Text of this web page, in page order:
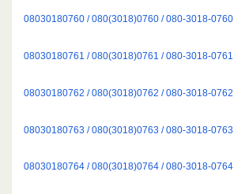
08030180760 / 080(3018)0760 / 080-3018-0760
08030180761 / 080(3018)0761 / 080-3018-0761
08030180762 / 080(3018)0762 / 080-3018-0762
08030180763 / 080(3018)0763 / 080-3018-0763
08030180764 / 080(3018)0764 / 080-3018-0764